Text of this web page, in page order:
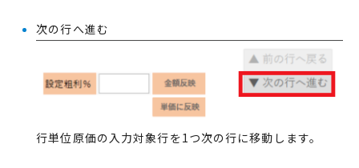
次の行へ進む
行単位原価の入力対象行を1つ次の行に移動します。